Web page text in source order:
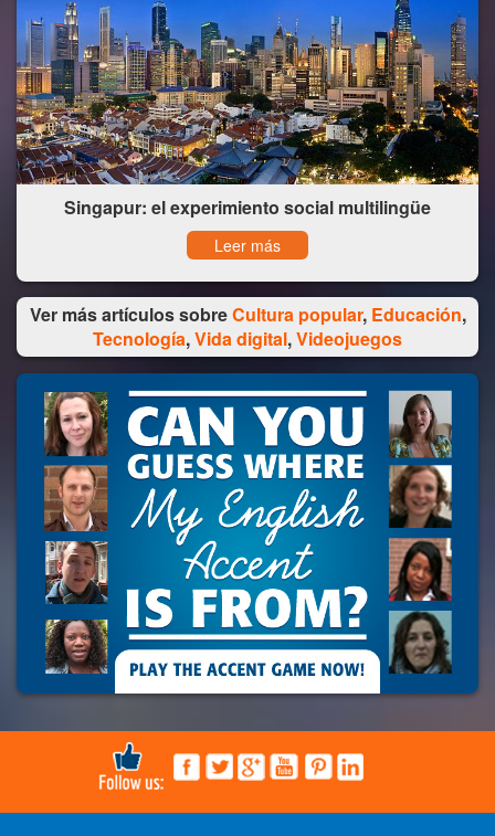
Singapur: el experimiento social multilingüe
Leer más
Ver más artículos sobreCultura popular, Educación,
Tecnología,Vida digital,Videojuegos